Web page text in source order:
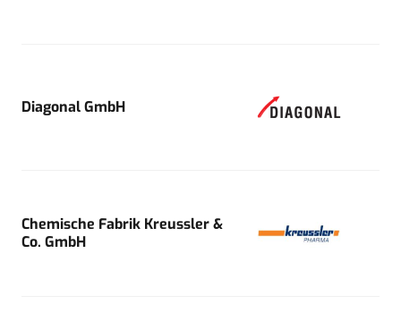
Diagonal GmbH
Chemische Fabrik Kreussler &
Co. GmbH